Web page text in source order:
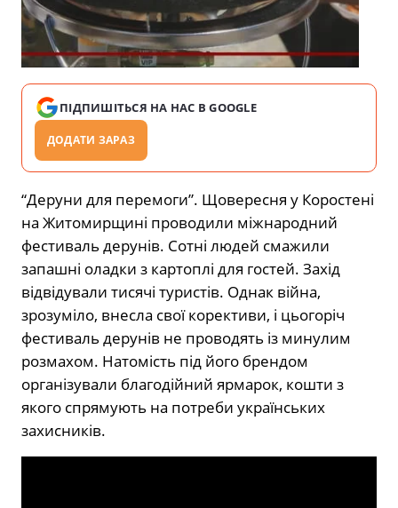
ПІДПИШІТЬСЯ НА НАС В GOOGLE
ДОДАТИ ЗАРАЗ
“Деруни для перемоги”. Щовересня у Коростені
на Житомирщині проводили міжнародний
фестиваль дерунів. Сотні людей смажили
запашні оладки з картоплі для гостей. Захід
відвідували тисячі туристів. Однак війна,
зрозуміло, внесла свої корективи, і цьогоріч
фестиваль дерунів не проводять із минулим
розмахом. Натомість під його брендом
організували благодійний ярмарок, кошти з
якого спрямують на потреби українських
захисників.